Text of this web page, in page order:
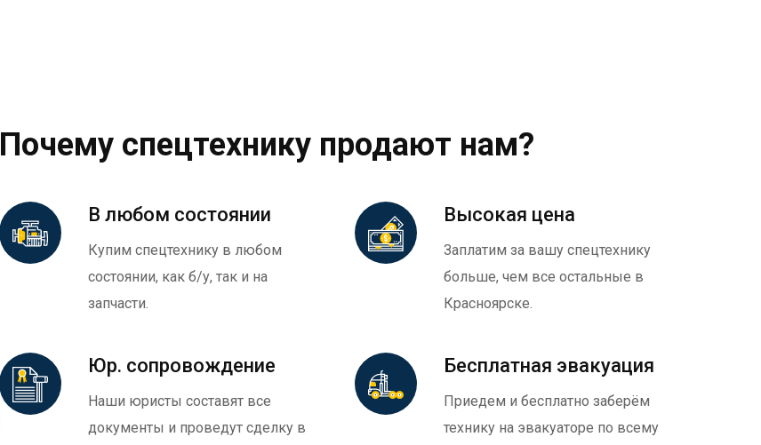
Почему спецтехнику продают нам?
В любом состоянии
Купим спецтехнику в любом
состоянии, как б/у, так и на
запчасти.
Высокая цена
Заплатим за вашу спецтехнику
больше, чем все остальные в
Красноярске.
Юр. сопровождение
Наши юристы составят все
документы и проведут сделку в
Бесплатная эвакуация
Приедем и бесплатно заберём
технику на эвакуаторе по всему